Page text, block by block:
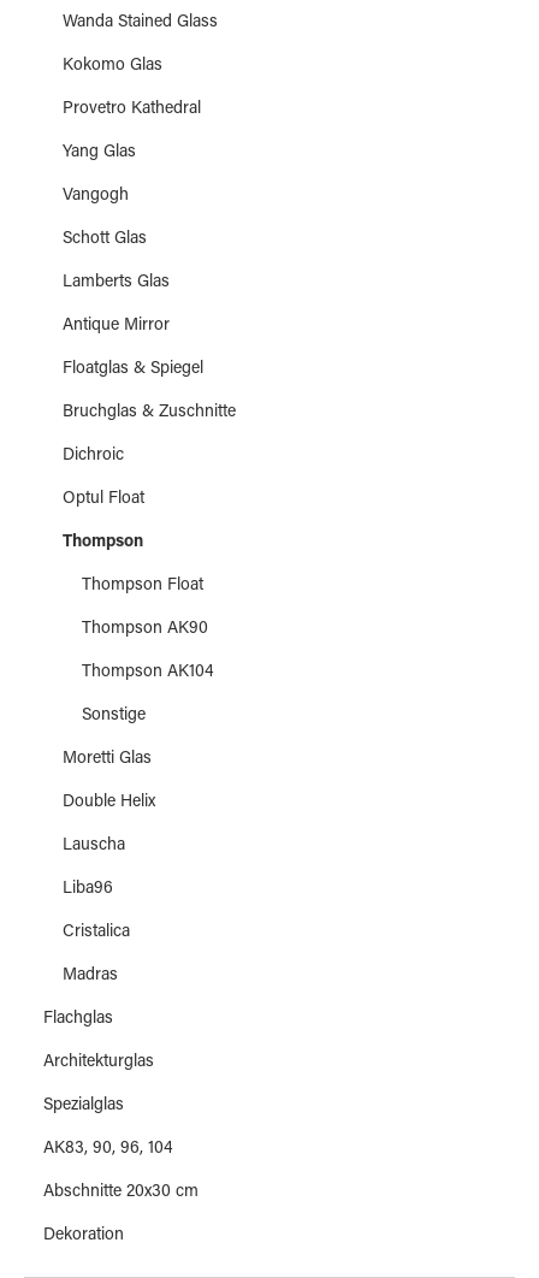
Wanda Stained Glass
Kokomo Glas
Provetro Kathedral
Yang Glas
Vangogh
Schott Glas
Lamberts Glas
Antique Mirror
Floatglas & Spiegel
Bruchglas & Zuschnitte
Dichroic
Optul Float
Thompson
Thompson Float
Thompson AK90
Thompson AK104
Sonstige
Moretti Glas
Double Helix
Lauscha
Liba96
Cristalica
Madras
Flachglas
Architekturglas
Spezialglas
AK83, 90, 96, 104
Abschnitte 20x30 cm
Dekoration